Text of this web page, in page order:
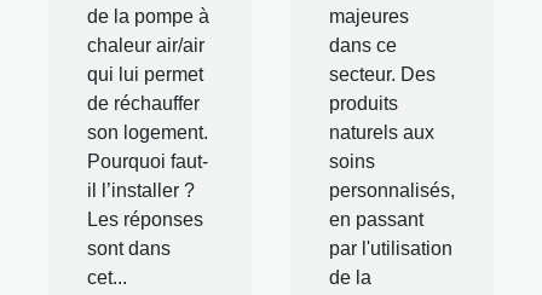
de la pompe à
chaleur air/air
qui lui permet
de réchauffer
son logement.
Pourquoi faut-
il l’installer ?
Les réponses
sont dans
cet...
majeures
dans ce
secteur. Des
produits
naturels aux
soins
personnalisés,
en passant
par l'utilisation
de la